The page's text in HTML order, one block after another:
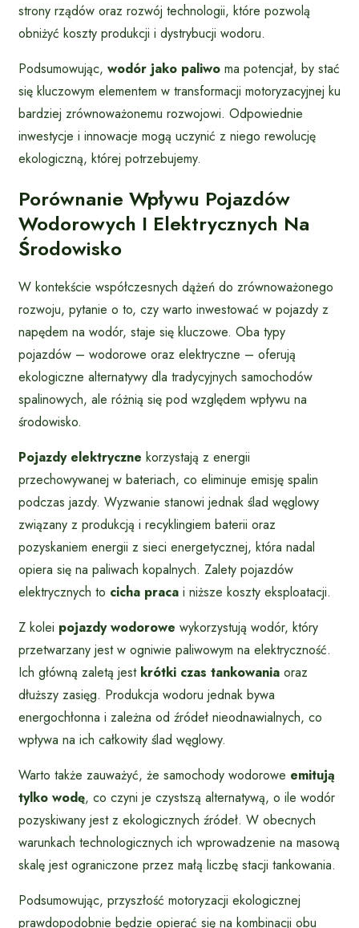
strony rządów oraz rozwój technologii, które pozwolą
obniżyć koszty produkcji i dystrybucji wodoru.
Podsumowując, wodór jako paliwo ma potencjał, by stać
się kluczowym elementem w transformacji motoryzacyjnej ku
bardziej zrównoważonemu rozwojowi. Odpowiednie
inwestycje i innowacje mogą uczynić z niego rewolucję
ekologiczną, której potrzebujemy.
Porównanie Wpływu Pojazdów
Wodorowych I Elektrycznych Na
Środowisko
W kontekście współczesnych dążeń do zrównoważonego
rozwoju, pytanie o to, czy warto inwestować w pojazdy z
napędem na wodór, staje się kluczowe. Oba typy
pojazdów – wodorowe oraz elektryczne – oferują
ekologiczne alternatywy dla tradycyjnych samochodów
spalinowych, ale różnią się pod względem wpływu na
środowisko.
Pojazdy elektryczne korzystają z energii
przechowywanej w bateriach, co eliminuje emisję spalin
podczas jazdy. Wyzwanie stanowi jednak ślad węglowy
związany z produkcją i recyklingiem baterii oraz
pozyskaniem energii z sieci energetycznej, która nadal
opiera się na paliwach kopalnych. Zalety pojazdów
elektrycznych to cicha praca i niższe koszty eksploatacji.
Z kolei pojazdy wodorowe wykorzystują wodór, który
przetwarzany jest w ogniwie paliwowym na elektryczność.
Ich główną zaletą jest krótki czas tankowania oraz
dłuższy zasięg. Produkcja wodoru jednak bywa
energochłonna i zależna od źródeł nieodnawialnych, co
wpływa na ich całkowity ślad węglowy.
Warto także zauważyć, że samochody wodorowe emitują
tylko wodę, co czyni je czystszą alternatywą, o ile wodór
pozyskiwany jest z ekologicznych źródeł. W obecnych
warunkach technologicznych ich wprowadzenie na masową
skalę jest ograniczone przez małą liczbę stacji tankowania.
Podsumowując, przyszłość motoryzacji ekologicznej
prawdopodobnie będzie opierać się na kombinacji obu